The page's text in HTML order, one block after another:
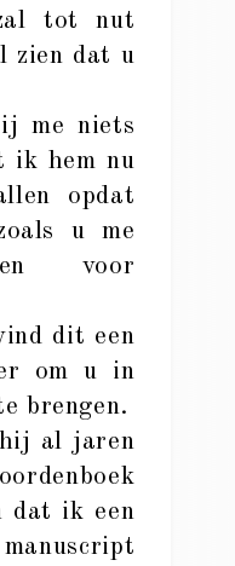
tot nut
zien dat u
me niets
ik hem nu
opdat
u me
voor
dit een
om u in
brengen.
al jaren
dat ik een